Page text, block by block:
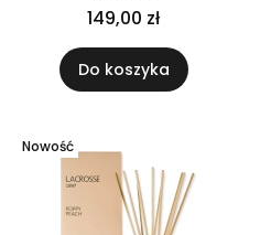
149,00 zł
Do koszyka
Nowość